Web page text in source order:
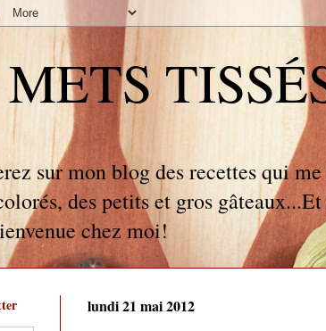
sur mon blog des recettes qui
des petits et gros
chez moi!
lundi 21 mai 2012